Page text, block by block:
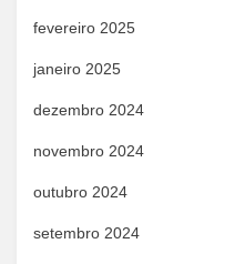
fevereiro 2025
janeiro 2025
dezembro 2024
novembro 2024
outubro 2024
setembro 2024